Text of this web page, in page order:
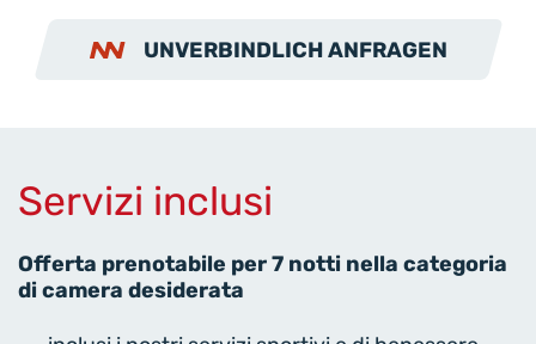
UNVERBINDLICH ANFRAGEN
Servizi inclusi
Offerta prenotabile per 7 notti nella categoria
di camera desiderata